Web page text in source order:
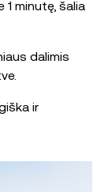
minutę, šalia
dalimis
ir